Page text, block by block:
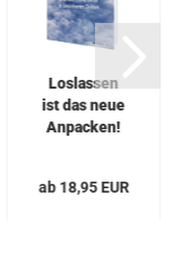
Los­las­sen
ist das neue
An­pa­cken!
ab 18,95 EUR